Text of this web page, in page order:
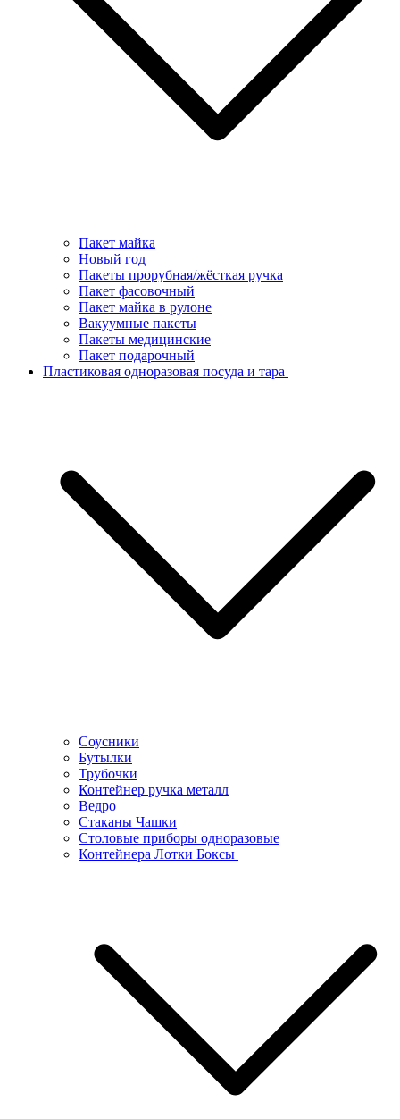
Пакет майка
Новый год
Пакеты прорубная/жёсткая ручка
Пакет фасовочный
Пакет майка в рулоне
Вакуумные пакеты
Пакеты медицинские
Пакет подарочный
Пластиковая одноразовая посуда и тара
Соусники
Бутылки
Трубочки
Контейнер ручка металл
Ведро
Стаканы Чашки
Столовые приборы одноразовые
Контейнера Лотки Боксы